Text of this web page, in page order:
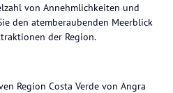
von Annehmlichkeiten und
den atemberaubenden Meerblick
der Region.
Region Costa Verde von Angra